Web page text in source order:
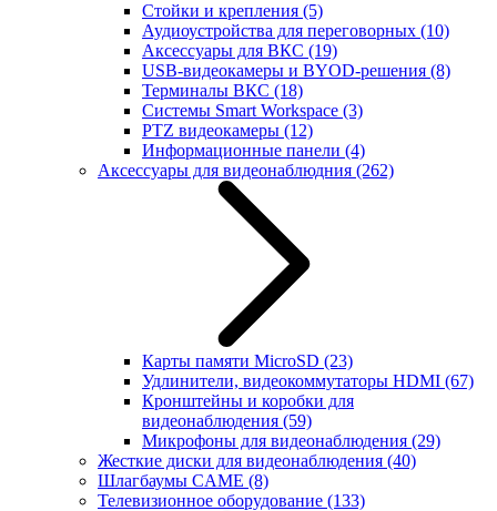
Стойки и крепления (5)
Аудиоустройства для переговорных (10)
Аксессуары для ВКС (19)
USB-видеокамеры и BYOD-решения (8)
Терминалы ВКС (18)
Системы Smart Workspace (3)
PTZ видеокамеры (12)
Информационные панели (4)
Аксессуары для видеонаблюдния (262)
Карты памяти MicroSD (23)
Удлинители, видеокоммутаторы HDMI (67)
Кронштейны и коробки для
видеонаблюдения (59)
Микрофоны для видеонаблюдения (29)
Жесткие диски для видеонаблюдения (40)
Шлагбаумы CAME (8)
Телевизионное оборудование (133)